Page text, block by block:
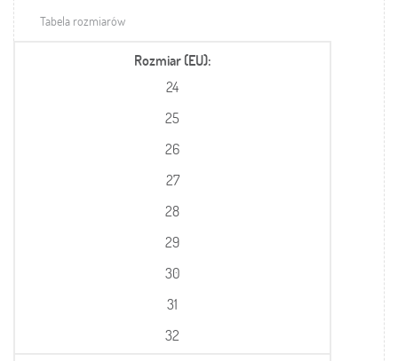
Tabela rozmiarów
Rozmiar (EU)
24
25
26
27
28
29
30
31
32